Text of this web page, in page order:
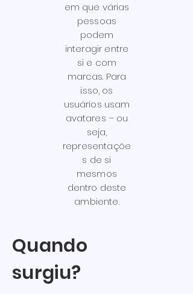
em que várias
pessoas
podem
interagir entre
si e com
marcas. Para
isso, os
usuários usam
avatares – ou
seja,
representaçõe
s de si
mesmos
dentro deste
ambiente.
Quando
surgiu?